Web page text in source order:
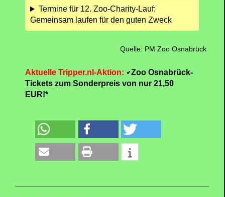
Termine für 12. Zoo-Charity-Lauf:
Gemeinsam laufen für den guten Zweck
Quelle: PM Zoo Osnabrück
Aktuelle Tripper.nl-Aktion:
Zoo Osnabrück-
Tickets zum Sonderpreis von nur 21,50
EUR!*